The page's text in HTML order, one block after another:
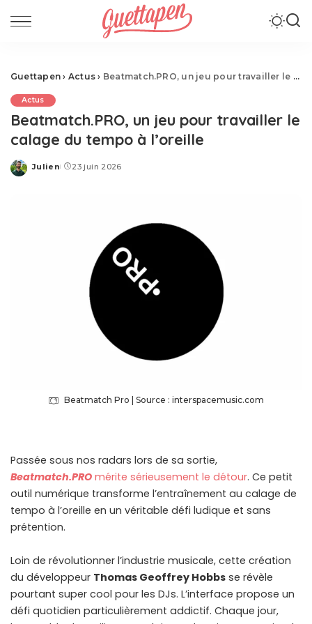
Guettapen › Actus › Beatmatch.PRO, un jeu pour travailler le calage du tempo à l’oreille
Actus
Beatmatch.PRO, un jeu pour travailler le
calage du tempo à l’oreille
Posted
Julien 23 juin 2026
Beatmatch Pro | Source : interspacemusic.com
Passée sous nos radars lors de sa sortie,
Beatmatch.PRO mérite sérieusement le détour. Ce petit
outil numérique transforme l’entraînement au calage de
tempo à l’oreille en un véritable défi ludique et sans
prétention.
Loin de révolutionner l’industrie musicale, cette création
du développeur Thomas Geoffrey Hobbs se révèle
pourtant super cool pour les DJs. L’interface propose un
défi quotidien particulièrement addictif. Chaque jour,